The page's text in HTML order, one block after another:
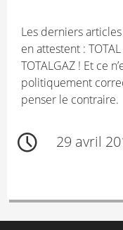
Les derniers
en attestent :
TOTALGAZ ! Et ce
politiquement
penser le contraire.
29 avril